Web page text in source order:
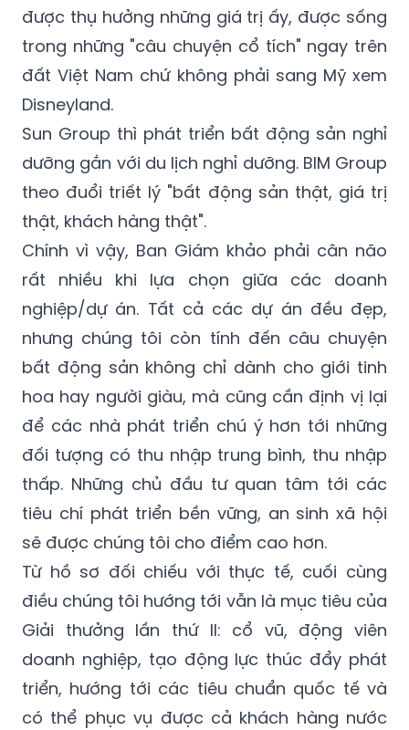
được thụ hưởng những giá trị ấy, được sống
trong những "câu chuyện cổ tích" ngay trên
đất Việt Nam chứ không phải sang Mỹ xem
Disneyland.
Sun Group thì phát triển bất động sản nghỉ
dưỡng gắn với du lịch nghỉ dưỡng. BIM Group
theo đuổi triết lý "bất động sản thật, giá trị
thật, khách hàng thật".
Chính vì vậy, Ban Giám khảo phải cân não
rất nhiều khi lựa chọn giữa các doanh
nghiệp/dự án. Tất cả các dự án đều đẹp,
nhưng chúng tôi còn tính đến câu chuyện
bất động sản không chỉ dành cho giới tinh
hoa hay người giàu, mà cũng cần định vị lại
để các nhà phát triển chú ý hơn tới những
đối tượng có thu nhập trung bình, thu nhập
thấp. Những chủ đầu tư quan tâm tới các
tiêu chí phát triển bền vững, an sinh xã hội
sẽ được chúng tôi cho điểm cao hơn.
Từ hồ sơ đối chiếu với thực tế, cuối cùng
điều chúng tôi hướng tới vẫn là mục tiêu của
Giải thưởng lần thứ II: cổ vũ, động viên
doanh nghiệp, tạo động lực thúc đẩy phát
triển, hướng tới các tiêu chuẩn quốc tế và
có thể phục vụ được cả khách hàng nước